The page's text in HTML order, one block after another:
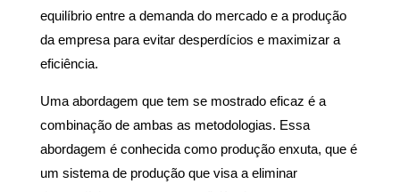
equilíbrio entre a demanda do mercado e a produção
da empresa para evitar desperdícios e maximizar a
eficiência.
Uma abordagem que tem se mostrado eficaz é a
combinação de ambas as metodologias. Essa
abordagem é conhecida como produção enxuta, que é
um sistema de produção que visa a eliminar